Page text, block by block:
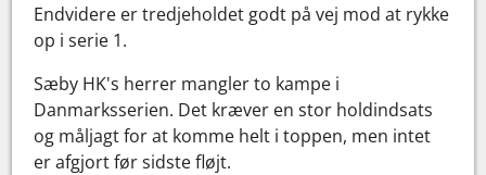
Endvidere er tredjeholdet godt på vej mod at rykke
op i serie 1.
Sæby HK's herrer mangler to kampe i
Danmarksserien. Det kræver en stor holdindsats
og måljagt for at komme helt i toppen, men intet
er afgjort før sidste fløjt.